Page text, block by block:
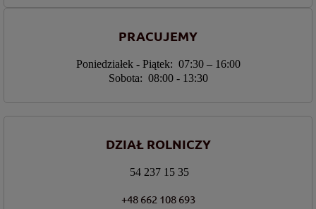
PRACUJEMY
Poniedziałek - Piątek: 07:30 – 16:00
Sobota: 08:00 - 13:30
DZIAŁ ROLNICZY
54 237 15 35
+48 662 108 693